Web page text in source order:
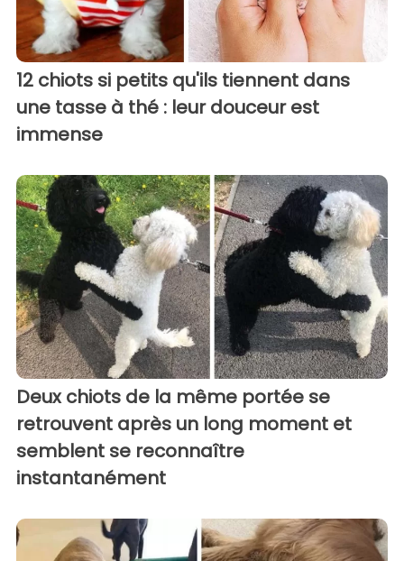
12 chiots si petits qu'ils tiennent dans
une tasse à thé : leur douceur est
immense
Deux chiots de la même portée se
retrouvent après un long moment et
semblent se reconnaître
instantanément